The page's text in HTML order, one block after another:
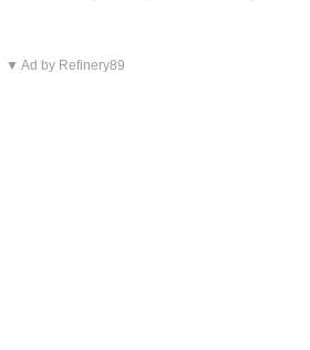
▼ Ad by Refinery89